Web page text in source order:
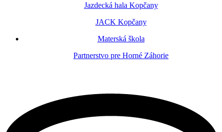
Jazdecká hala Kopčany
JACK Kopčany
Materská škola
Partnerstvo pre Horné Záhorie